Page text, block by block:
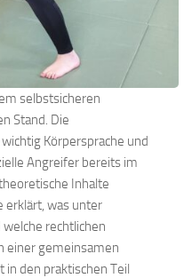
selbstsicheren
Stand. Die
Körpersprache und
Angreifer bereits im
Inhalte
erklärt, was unter
rechtlichen
einer gemeinsamen
den praktischen Teil